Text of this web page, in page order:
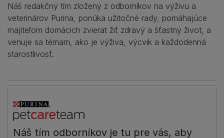
Náš redakčný tím zložený z odborníkov na výživu a
veterinárov Purina, ponúka užitočné rady, pomáhajúce
majiteľom domácich zvierat žiť zdravý a šťastný život, a
venuje sa témam, ako je výživa, výcvik a každodenná
starostlivosť.
Náš tím odborníkov je tu pre vás, aby